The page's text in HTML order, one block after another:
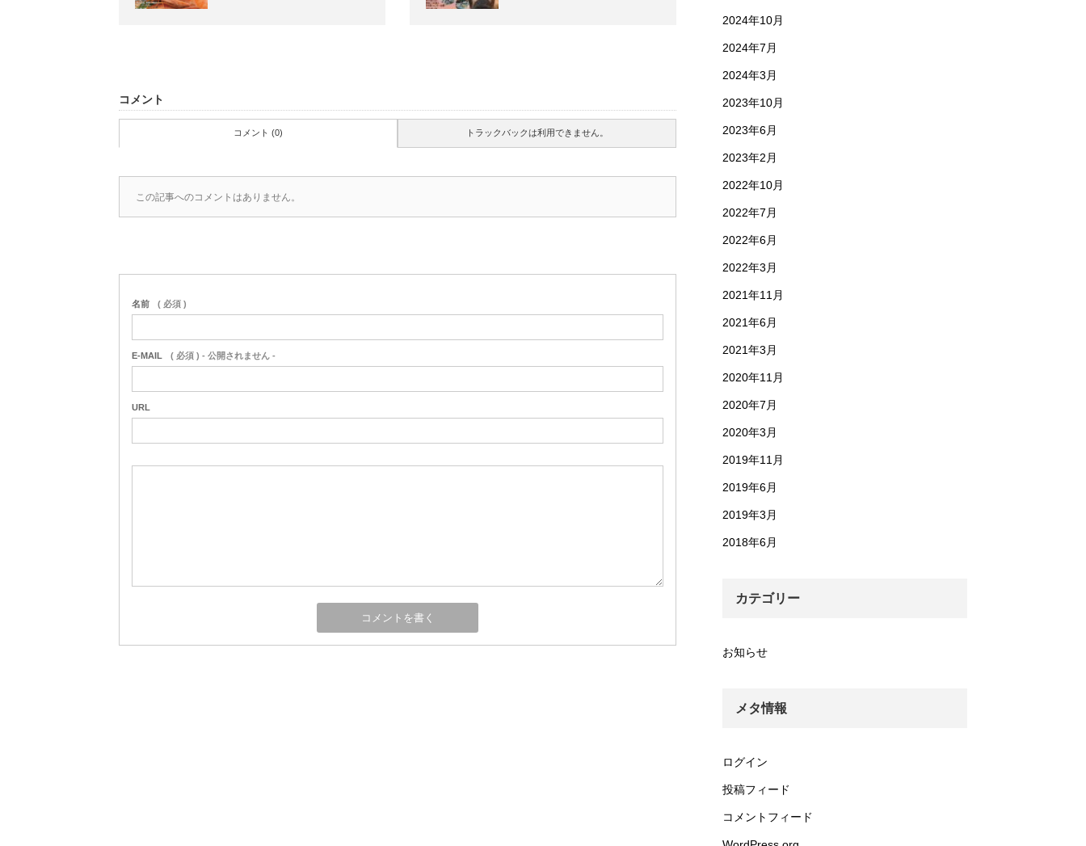
コメント
コメント (0) トラックバックは利用できません。
この記事へのコメントはありません。
名前 ( 必須 )
E-MAIL ( 必須 ) - 公開されません -
URL
2024年10月
2024年7月
2024年3月
2023年10月
2023年6月
2023年2月
2022年10月
2022年7月
2022年6月
2022年3月
2021年11月
2021年6月
2021年3月
2020年11月
2020年7月
2020年3月
2019年11月
2019年6月
2019年3月
2018年6月
カテゴリー
お知らせ
メタ情報
ログイン
投稿フィード
コメントフィード